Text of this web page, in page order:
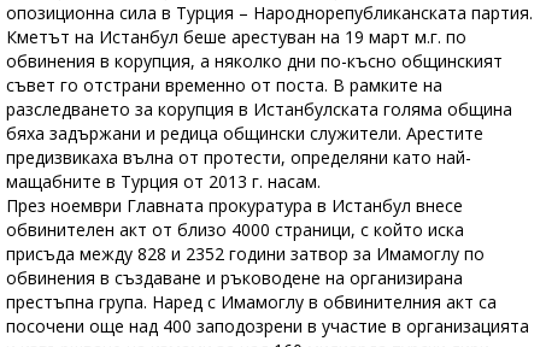
опозиционна сила в Турция – Народнорепубликанската партия.
Кметът на Истанбул беше арестуван на 19 март м.г. по
обвинения в корупция, а няколко дни по-късно общинският
съвет го отстрани временно от поста. В рамките на
разследването за корупция в Истанбулската голяма община
бяха задържани и редица общински служители. Арестите
предизвикаха вълна от протести, определяни като най-
мащабните в Турция от 2013 г. насам.
През ноември Главната прокуратура в Истанбул внесе
обвинителен акт от близо 4000 страници, с който иска
присъда между 828 и 2352 години затвор за Имамоглу по
обвинения в създаване и ръководене на организирана
престъпна група. Наред с Имамоглу в обвинителния акт са
посочени още над 400 заподозрени в участие в организацията